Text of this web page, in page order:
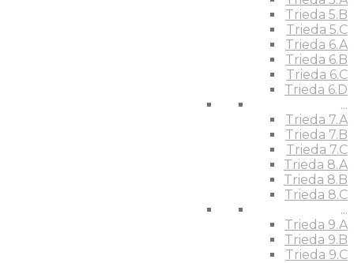
Trieda 5.B
Trieda 5.C
Trieda 6.A
Trieda 6.B
Trieda 6.C
Trieda 6.D
...
Trieda 7.A
Trieda 7.B
Trieda 7.C
Trieda 8.A
Trieda 8.B
Trieda 8.C
...
Trieda 9.A
Trieda 9.B
Trieda 9.C